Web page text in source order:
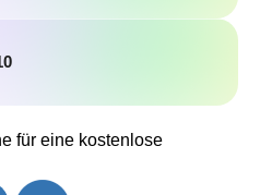
für eine kostenlose